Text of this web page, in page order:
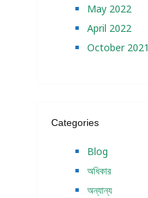
May 2022
April 2022
October 2021
Categories
Blog
অধিকার
অন্যান্য